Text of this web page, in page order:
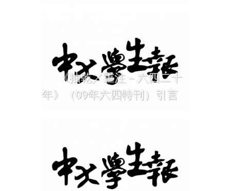
《抽乾／重注－六四二十
年》（09年六四特刊）引言